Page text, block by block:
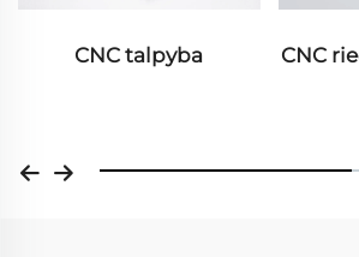
CNC riedlaužymo dalys